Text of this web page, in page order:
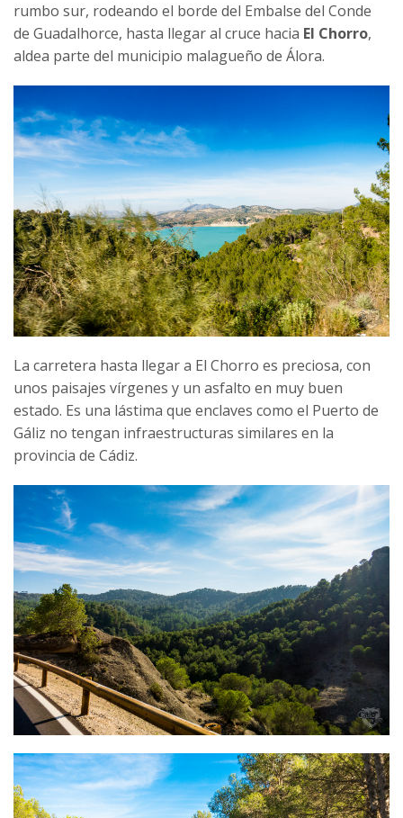
rumbo sur, rodeando el borde del Embalse del Conde
de Guadalhorce, hasta llegar al cruce hacia El Chorro,
aldea parte del municipio malagueño de Álora.
La carretera hasta llegar a El Chorro es preciosa, con
unos paisajes vírgenes y un asfalto en muy buen
estado. Es una lástima que enclaves como el Puerto de
Gáliz no tengan infraestructuras similares en la
provincia de Cádiz.